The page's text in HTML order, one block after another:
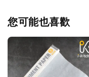
您可能也喜歡